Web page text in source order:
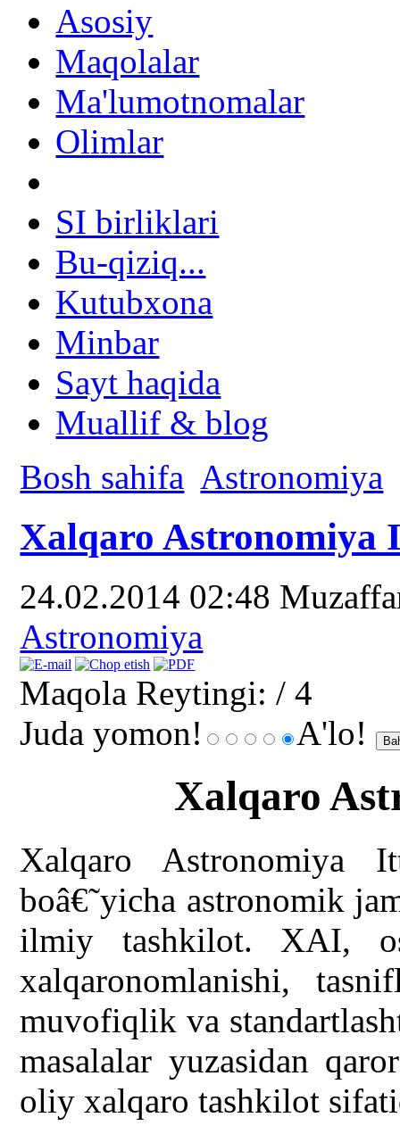
Asosiy
Maqolalar
Ma'lumotnomalar
Olimlar
SI birliklari
Bu-qiziq...
Kutubxona
Minbar
Sayt haqida
Muallif & blog
Bosh sahifa Astronomiya
Xalqaro Astronomiya
24.02.2014 02:48
Astronomiya
Maqola Reytingi: / 4
Juda yomon!
A'lo!
Xalqaro
Xalqaro
boâ€˜yicha astronomik
ilmiy tashkilot. XAI,
xalqaronomlanishi,
muvofiqlik va
masalalar yuzasidan
oliy xalqaro tashkilot